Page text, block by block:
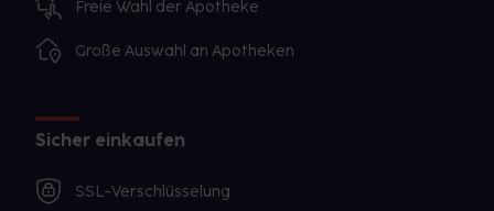
Freie Wahl der Apotheke
Große Auswahl an Apotheken
Sicher einkaufen
SSL-Verschlüsselung